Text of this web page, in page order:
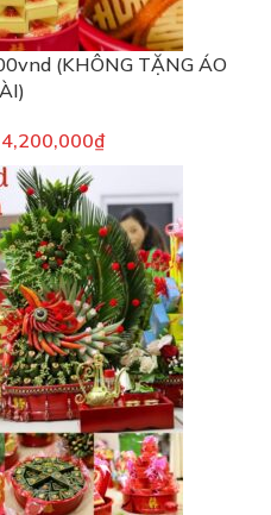
(KHÔNG TẶNG ÁO
4,200,000₫